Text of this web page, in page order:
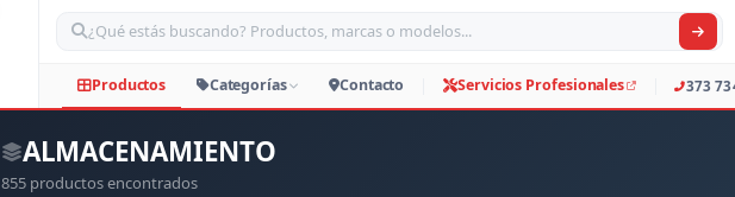
Productos Categorías Contacto
ALMACENAMIENTO
855 productos encontrados